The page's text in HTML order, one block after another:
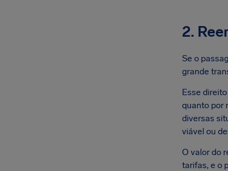
2.
Se o
grande
Esse
quanto por
diversas
viável ou
O valor do
tarifas, e o